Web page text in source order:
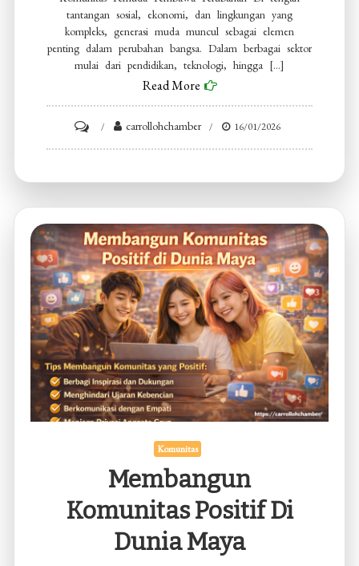
tantangan sosial, ekonomi, dan lingkungan yang
kompleks, generasi muda muncul sebagai elemen
penting dalam perubahan bangsa. Dalam berbagai sektor
mulai dari pendidikan, teknologi, hingga […]
Read More
Komunitas
carrollohchamber 16/01/2026
Komunitas
Membangun
Komunitas Positif Di
Dunia Maya